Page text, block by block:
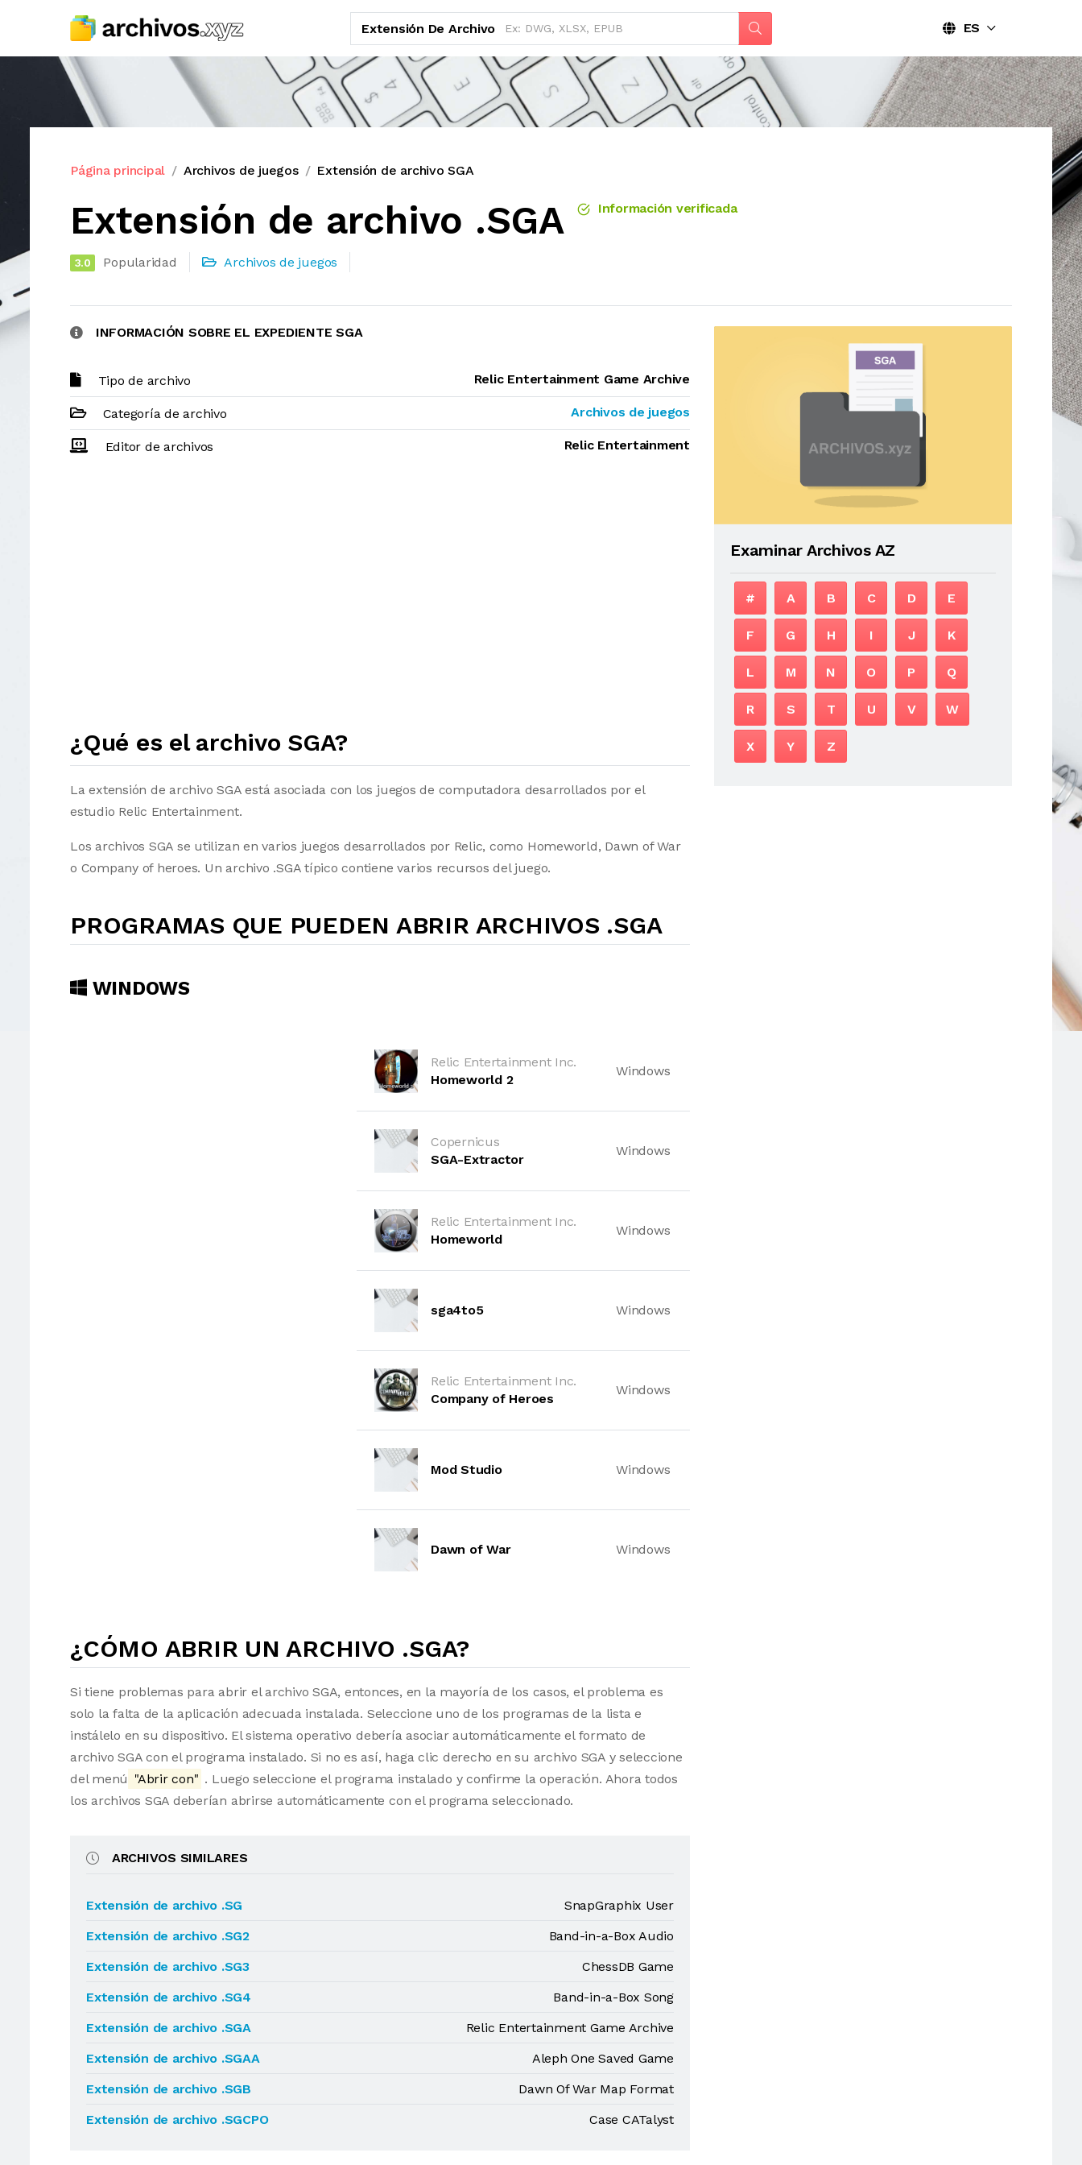
Extensión De Archivo ES
Página principal Archivos de juegos Extensión de archivo SGA
Extensión de archivo .SGA Información verificada
3.0 Popularidad Archivos de juegos
INFORMACIÓN SOBRE EL EXPEDIENTE SGA
Tipo de archivo Relic Entertainment Game Archive
Categoría de archivo Archivos de juegos
Editor de archivos Relic Entertainment
¿Qué es el archivo SGA?
La extensión de archivo SGA está asociada con los juegos de computadora desarrollados por el
estudio Relic Entertainment.
Los archivos SGA se utilizan en varios juegos desarrollados por Relic, como Homeworld, Dawn of War
o Company of heroes. Un archivo .SGA típico contiene varios recursos del juego.
PROGRAMAS QUE PUEDEN ABRIR ARCHIVOS .SGA
WINDOWS
Relic Entertainment Inc.
Homeworld 2
Windows
Copernicus
SGA-Extractor
Windows
Relic Entertainment Inc.
Homeworld
Windows
sga4to5 Windows
Relic Entertainment Inc.
Company of Heroes
Windows
Mod Studio Windows
Dawn of War Windows
¿CÓMO ABRIR UN ARCHIVO .SGA?
Si tiene problemas para abrir el archivo SGA, entonces, en la mayoría de los casos, el problema es
solo la falta de la aplicación adecuada instalada. Seleccione uno de los programas de la lista e
instálelo en su dispositivo. El sistema operativo debería asociar automáticamente el formato de
archivo SGA con el programa instalado. Si no es así, haga clic derecho en su archivo SGA y seleccione
del menú "Abrir con" . Luego seleccione el programa instalado y confirme la operación. Ahora todos
los archivos SGA deberían abrirse automáticamente con el programa seleccionado.
ARCHIVOS SIMILARES
Extensión de archivo .SG
SnapGraphix User
Extensión de archivo .SG2
Band-in-a-Box Audio
Extensión de archivo .SG3
ChessDB Game
Extensión de archivo .SG4
Band-in-a-Box Song
Extensión de archivo .SGA
Relic Entertainment Game Archive
Extensión de archivo .SGAA
Aleph One Saved Game
Extensión de archivo .SGB
Dawn Of War Map Format
Extensión de archivo .SGCPO
Case CATalyst
Examinar Archivos AZ
# A B C D E
F G H I J K
L M N O P Q
R S T U V W
X Y Z